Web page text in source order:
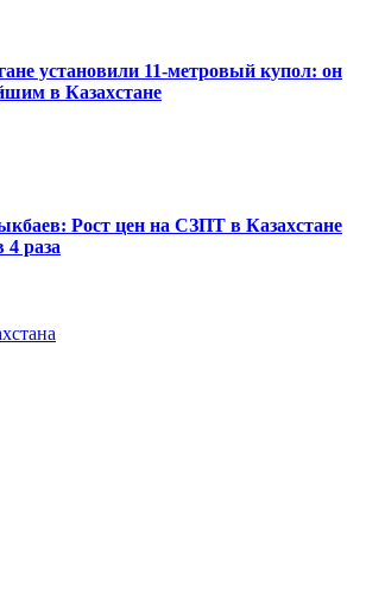
установили 11-метровый купол: он
в Казахстане
Рост цен на СЗПТ в Казахстане
4 раза